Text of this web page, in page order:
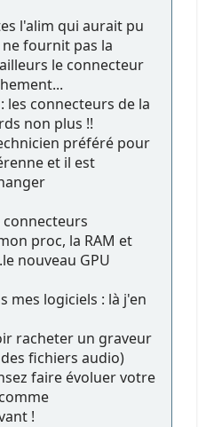
l'alim qui aurait pu
fournit pas la
le connecteur
les connecteurs de la
non plus !!
préféré pour
et il est
proc, la RAM et
nouveau GPU
mes logiciels : là j'en
racheter un graveur
fichiers audio)
faire évoluer votre
!